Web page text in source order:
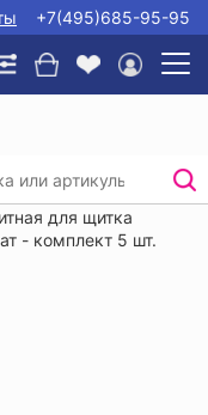
+7(495)685-95-95
для щитка
- комплект 5 шт.